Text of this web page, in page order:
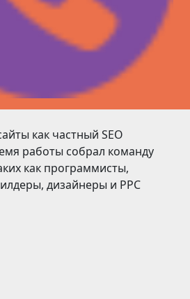
как частный SEO
работы собрал команду
как программисты,
дизайнеры и PPC